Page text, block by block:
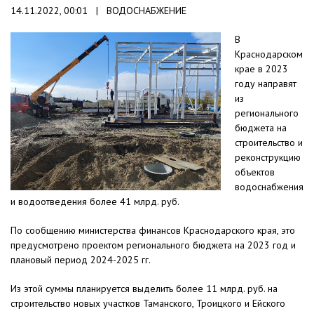
14.11.2022, 00:01 | ВОДОСНАБЖЕНИЕ
В
Краснодарском
крае в 2023
году направят
из
регионального
бюджета на
строительство и
реконструкцию
объектов
водоснабжения
и водоотведения более 41 млрд. руб.
По сообщению министерства финансов Краснодарского края, это
предусмотрено проектом регионального бюджета на 2023 год и
плановый период 2024-2025 гг.
Из этой суммы планируется выделить более 11 млрд. руб. на
строительство новых участков Таманского, Троицкого и Ейского